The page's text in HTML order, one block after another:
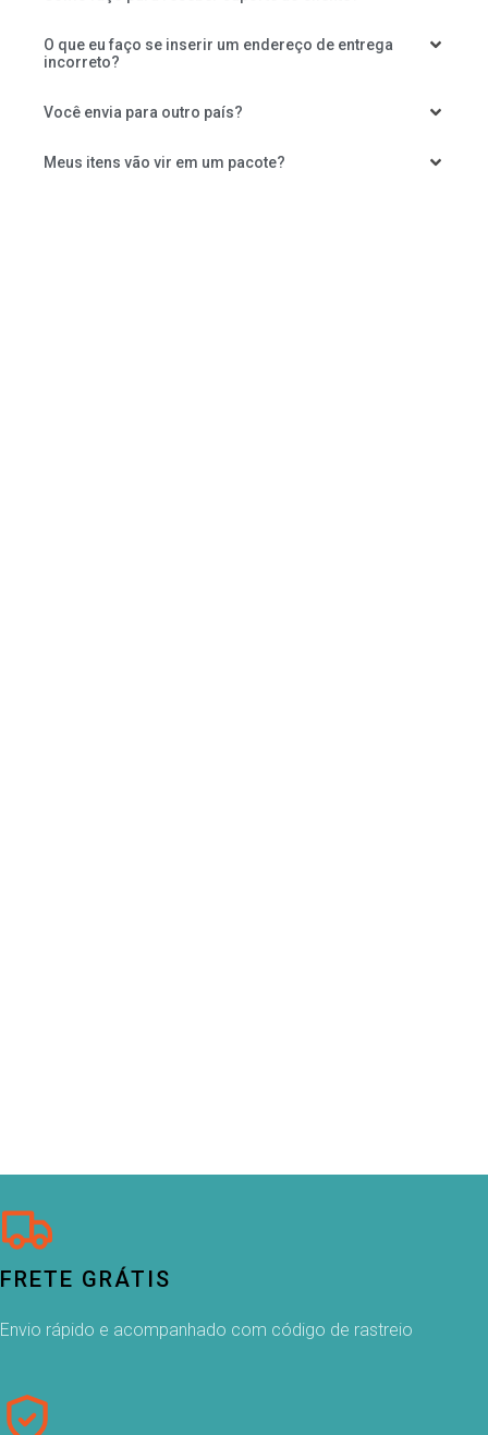
O que eu faço se inserir um endereço de entrega
incorreto?
Você envia para outro país?
Meus itens vão vir em um pacote?
FRETE GRÁTIS
Envio rápido e acompanhado com código de rastreio